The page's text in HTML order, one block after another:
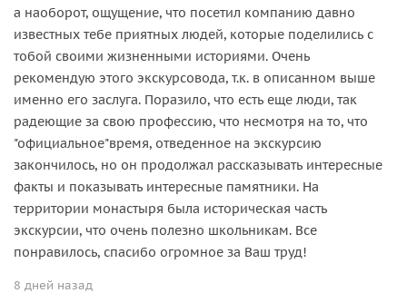
а наоборот, ощущение, что посетил компанию давно
известных тебе приятных людей, которые поделились с
тобой своими жизненными историями. Очень
рекомендую этого экскурсовода, т.к. в описанном выше
именно его заслуга. Поразило, что есть еще люди, так
радеющие за свою профессию, что несмотря на то, что
"официальное"время, отведенное на экскурсию
закончилось, но он продолжал рассказывать интересные
факты и показывать интересные памятники. На
территории монастыря была историческая часть
экскурсии, что очень полезно школьникам. Все
понравилось, спасибо огромное за Ваш труд!
8 дней назад